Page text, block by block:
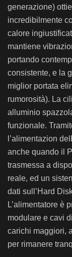
generazione)
incredibilmente
calore
mantiene
portando
consistente, e la
miglior portata
rumorosità). La
alluminio
funzionale.
l’alimentazion
anche quando il
trasmessa a
reale, ed un
dati sull’Hard
L’alimentatore è
modulare e cavi
carichi maggiori,
per rimanere